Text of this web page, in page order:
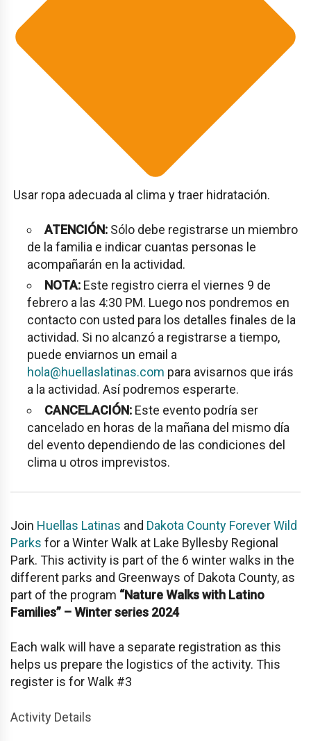
Usar ropa adecuada al clima y traer hidratación.
ATENCIÓN: Sólo debe registrarse un miembro
de la familia e indicar cuantas personas le
acompañarán en la actividad.
NOTA: Este registro cierra el viernes 9 de
febrero a las 4:30 PM. Luego nos pondremos en
contacto con usted para los detalles finales de la
actividad. Si no alcanzó a registrarse a tiempo,
puede enviarnos un email a
hola@huellaslatinas.com para avisarnos que irás
a la actividad. Así podremos esperarte.
CANCELACIÓN: Este evento podría ser
cancelado en horas de la mañana del mismo día
del evento dependiendo de las condiciones del
clima u otros imprevistos.
Join Huellas Latinas and Dakota County Forever Wild
Parks for a Winter Walk at Lake Byllesby Regional
Park. This activity is part of the 6 winter walks in the
different parks and Greenways of Dakota County, as
part of the program “Nature Walks with Latino
Families” – Winter series 2024
Each walk will have a separate registration as this
helps us prepare the logistics of the activity. This
register is for Walk #3
Activity Details